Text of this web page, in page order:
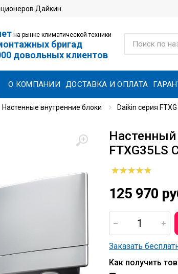
Дайкин
на рынке климатической техники
бригад
довольных клиентов
О КОМПАНИИ ДОСТАВКА И ОПЛАТА
Настенные внутренние блоки Daikin серия
Настенный
FTXG35LS
125 970
Заказать
Как получить